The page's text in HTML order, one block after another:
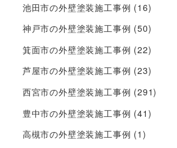
池田市の外壁塗装施工事例 (16)
神戸市の外壁塗装施工事例 (50)
箕面市の外壁塗装施工事例 (22)
芦屋市の外壁塗装施工事例 (23)
西宮市の外壁塗装施工事例 (291)
豊中市の外壁塗装施工事例 (41)
高槻市の外壁塗装施工事例 (1)